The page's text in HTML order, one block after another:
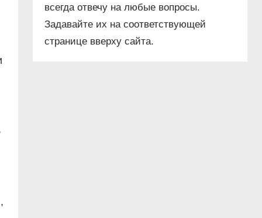
всегда отвечу на любые вопросы.
Задавайте их на соответствующей
странице вверху сайта.